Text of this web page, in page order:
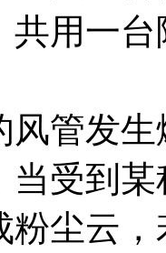
共用一
管发生
当受到
粉尘云